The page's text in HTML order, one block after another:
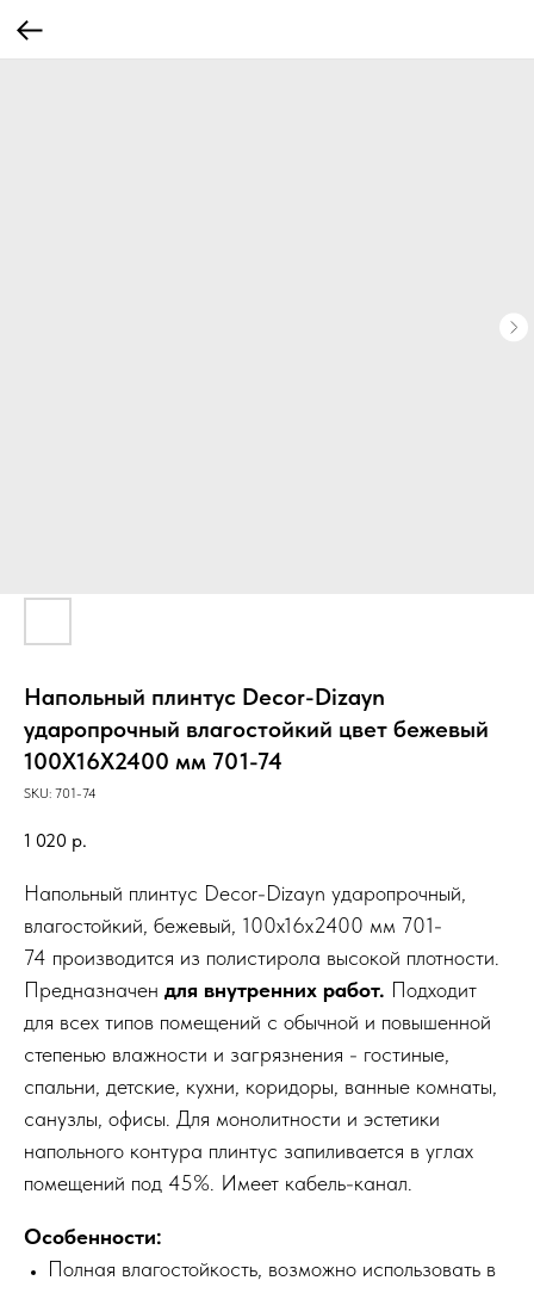
Напольный плинтус Decor-Dizayn
ударопрочный влагостойкий цвет бежевый
100Х16Х2400 мм 701-74
SKU: 701-74
1 020 р.
Напольный плинтус Decor-Dizayn ударопрочный,
влагостойкий, бежевый, 100х16х2400 мм 701-
74 производится из полистирола высокой плотности.
Предназначен для внутренних работ. Подходит
для всех типов помещений с обычной и повышенной
степенью влажности и загрязнения - гостиные,
спальни, детские, кухни, коридоры, ванные комнаты,
санузлы, офисы. Для монолитности и эстетики
напольного контура плинтус запиливается в углах
помещений под 45%. Имеет кабель-канал.
Особенности:
Полная влагостойкость, возможно использовать в